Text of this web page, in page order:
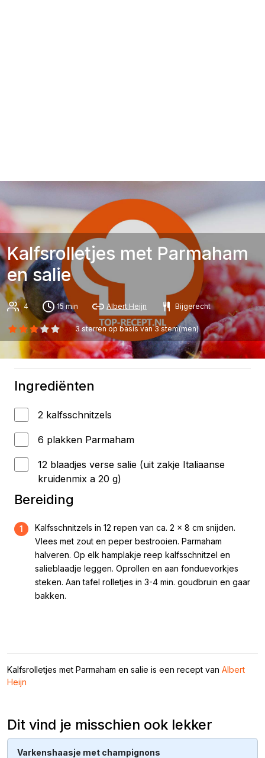
Kalfsrolletjes met Parmaham
en salie
4 15 min Albert Heijn Bijgerecht
3sterren op basis van3stem(men)
Ingrediënten
2 kalfsschnitzels
6 plakken Parmaham
12 blaadjes verse salie (uit zakje Italiaanse
kruidenmix a 20 g)
Bereiding
1
Kalfsschnitzels in 12 repen van ca. 2 x 8 cm snijden.
Vlees met zout en peper bestrooien. Parmaham
halveren. Op elk hamplakje reep kalfsschnitzel en
salieblaadje leggen. Oprollen en aan fonduevorkjes
steken. Aan tafel rolletjes in 3-4 min. goudbruin en gaar
bakken.
Kalfsrolletjes met Parmaham en salie is een recept van Albert
Heijn
Dit vind je misschien ook lekker
Varkenshaasje met champignons